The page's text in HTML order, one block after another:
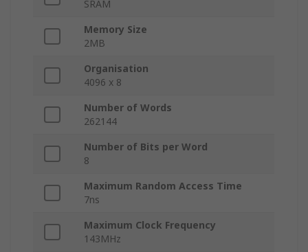
SRAM
Memory Size
2MB
Organisation
4096 x 8
Number of Words
262144
Number of Bits per Word
8
Maximum Random Access Time
7ns
Maximum Clock Frequency
143MHz